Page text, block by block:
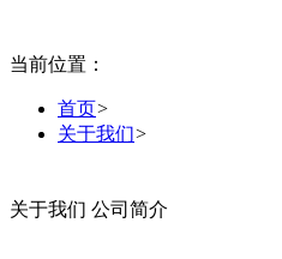
当前位置：
首页>
关于我们>
关于我们 公司简介